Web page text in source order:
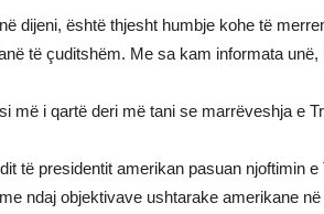
dijeni, është thjesht humbje kohe të
të çuditshëm. Me sa kam informata unë,
më i qartë deri më tani se marrëveshja e
të presidentit amerikan pasuan njoftimin
ndaj objektivave ushtarake amerikane